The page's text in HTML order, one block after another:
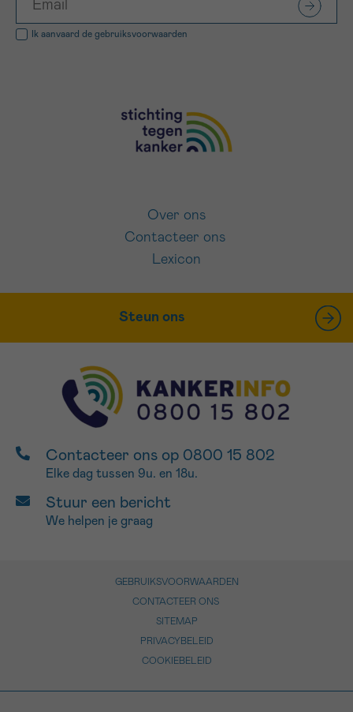
Ik aanvaard de gebruiksvoorwaarden
Over ons
Contacteer ons
Lexicon
Steun ons
Contacteer ons op 0800 15 802
Elke dag tussen 9u. en 18u.
Stuur een bericht
We helpen je graag
GEBRUIKSVOORWAARDEN
CONTACTEER ONS
SITEMAP
PRIVACYBELEID
COOKIEBELEID